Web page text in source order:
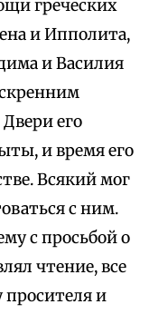
греческих
и Ипполита,
и Василия
его
и время его
Всякий мог
с ним.
с просьбой о
чтение, все
просителя и